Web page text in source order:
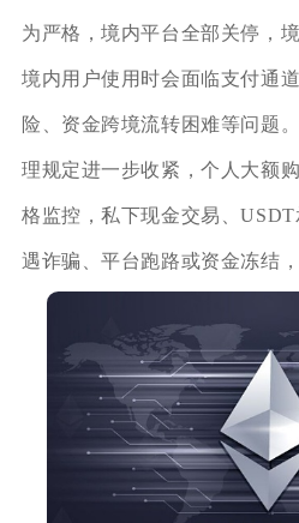
为严格，境内平台全部关停，
境内用户使用时会面临支付通
险、资金跨境流转困难等问题
理规定进一步收紧，个人大额
格监控，私下现金交易、
遇诈骗、平台跑路或资金冻结